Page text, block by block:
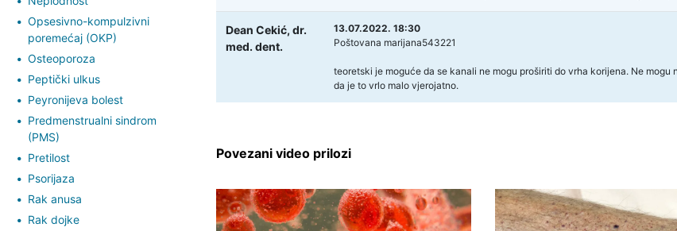
Opsesivno-kompulzivni
poremećaj (OKP)
Osteoporoza
Peptički ulkus
Peyronijeva bolest
Predmenstrualni sindrom
(PMS)
Pretilost
Psorijaza
Rak anusa
Rak dojke
Dean Cekić, dr.
med. dent.
13.07.2022. 18:30
Poštovana marijana543221
teoretski je moguće da se kanali ne mogu proširiti do vrha korijena. Ne
da je to vrlo malo vjerojatno.
Povezani video prilozi